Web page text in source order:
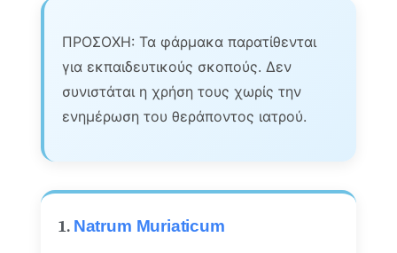
ΠΡΟΣΟΧΗ: Τα φάρμακα παρατίθενται
για εκπαιδευτικούς σκοπούς. Δεν
συνιστάται η χρήση τους χωρίς την
ενημέρωση του θεράποντος ιατρού.
1. Natrum Muriaticum